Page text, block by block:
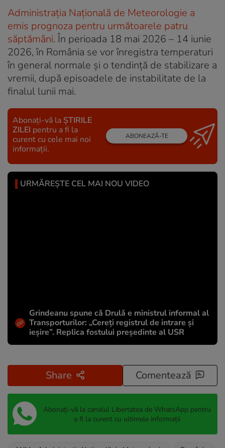
Administrația Națională de Meteorologie a
emis prognoza pentru următoarele patru
săptămâni. În perioada 18 mai 2026 – 14 iunie
2026, în România se vor înregistra temperaturi
în general normale și o tendință de stabilizare a
vremii, după episoadele de instabilitate de la
finalul lunii mai.
Abonați-vă la ȘTIRILE
ZILEI pentru a fi la
curent cu cele mai noi
informații.
ABONEAZĂ-TE
URMĂREȘTE CEL MAI NOU VIDEO
Grindeanu spune că Drulă e ministrul informal al
Transporturilor: „Cereți registrul de intrare și
ieșire”. Replica fostului președinte al USR
Share Comentează
Abonați-vă la canalul Libertatea de WhatsApp pentru
a fi la curent cu ultimele informații